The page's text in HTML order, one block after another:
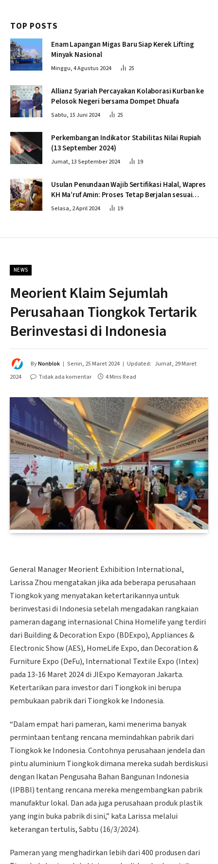
TOP POSTS
Enam Lapangan Migas Baru Siap Kerek Lifting
Minyak Nasional
Minggu, 4 Agustus 2024 25
Allianz Syariah Percayakan Kolaborasi Kurban ke
Pelosok Negeri bersama Dompet Dhuafa
Sabtu, 15 Juni 2024 25
Perkembangan Indikator Stabilitas Nilai Rupiah
(13 September 2024)
Jumat, 13 September 2024 19
Usulan Penundaan Wajib Sertifikasi Halal, Wapres
KH Ma’ruf Amin: Proses Tetap Berjalan sesuai
Penahapan
Selasa, 2 April 2024 19
NEWS
Meorient Klaim Sejumlah
Perusahaan Tiongkok Tertarik
Berinvestasi di Indonesia
ByNonblok Senin, 25 Maret 2024 Updated: Jumat, 29 Maret
2024
Tidak ada komentar 4 Mins Read
General Manager Meorient Exhibition International,
Larissa Zhou mengatakan jika ada beberapa perusahaan
Tiongkok yang menyatakan ketertarikannya untuk
berinvestasi di Indonesia setelah mengadakan rangkaian
pameran dagang internasional China Homelife yang terdiri
dari Building & Decoration Expo (BDExpo), Appliances &
Electronic Show (AES), HomeLife Expo, dan Decoration &
Furniture Expo (DeFu), International Textile Expo (Intex)
pada 13-16 Maret 2024 di JIExpo Kemayoran Jakarta.
Ketertarikan para investor dari Tiongkok ini berupa
pembukaan pabrik dari Tiongkok ke Indonesia.
“Dalam empat hari pameran, kami menerima banyak
permintaan tentang rencana memindahkan pabrik dari
Tiongkok ke Indonesia. Contohnya perusahaan jendela dan
pintu aluminium Tiongkok dimana mereka sudah berdiskusi
dengan Ikatan Pengusaha Bahan Bangunan Indonesia
(IPBBI) tentang rencana mereka mengembangkan pabrik
manufaktur lokal. Dan ada juga perusahaan produk plastik
yang ingin buka pabrik di sini,” kata Larissa melalui
keterangan tertulis, Sabtu (16/3/2024).
Pameran yang menghadirkan lebih dari 400 produsen dari